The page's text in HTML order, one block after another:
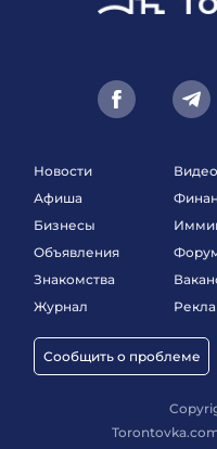
Новости
Афиша
Бизнесы
Объявления
Знакомства
Журнал
Сообщить о проблеме
Видео